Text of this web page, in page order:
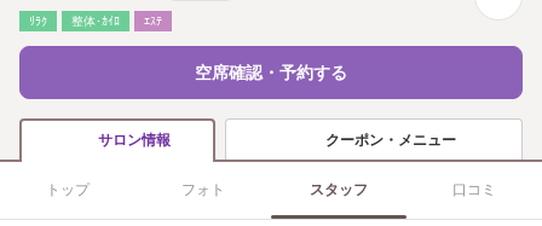
ﾘﾗｸ 整体･ｶｲﾛ ｴｽﾃ
空席確認・予約する
サロン情報 クーポン・メニュー
トップ フォト スタッフ 口コミ